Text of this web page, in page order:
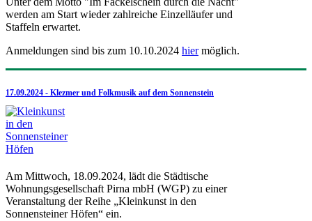
werden am Start wieder zahlreiche Einzelläufer und
Staffeln erwartet.
Anmeldungen sind bis zum 10.10.2024 hiermöglich.
17.09.2024 - Klezmer und Folkmusik auf dem Sonnenstein
Am Mittwoch, 18.09.2024, lädt die Städtische
Wohnungsgesellschaft Pirna mbH (WGP) zu einer
Veranstaltung der Reihe „Kleinkunst in den
Sonnensteiner Höfen“ ein.